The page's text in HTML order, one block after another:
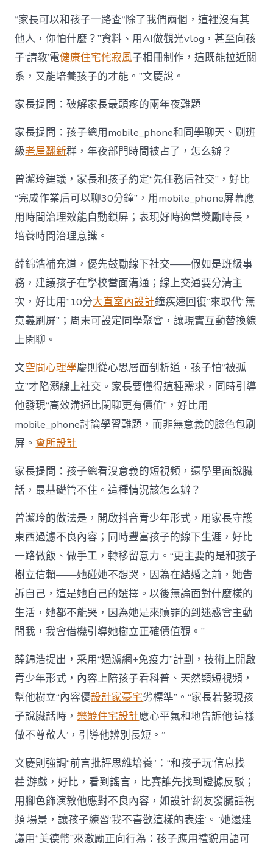
“家長可以和孩子一路查“除了我們兩個，這裡沒有其
他人，你怕什麼？”資料、用AI做觀光vlog，甚至向孩
子‘請教’電健康住宅侘寂風子相冊制作，這既能拉近關
系，又能培養孩子的才能。”文慶說。
家長提問：破解家長最頭疼的兩年夜難題
家長提問：孩子總用mobile_phone和同學聊天、刷班
級老屋翻新群，年夜部門時間被占了，怎么辦？
曾潔玲建議，家長和孩子約定“先任務后社交”，好比
“完成作業后可以聊30分鐘”，用mobile_phone屏幕應
用時間治理效能自動鎖屏；表現好時適當獎勵時長，
培養時間治理意識。
薛錦浩補充道，優先鼓勵線下社交——假如是班級事
務，建議孩子在學校當面溝通；線上交通要分清主
次，好比用“10分大直室內設計鐘疾速回復”來取代“無
意義刷屏”；周末可設定同學聚會，讓現實互動替換線
上閑聊。
文空間心理學慶則從心思層面剖析道，孩子怕“被孤
立”才陷溺線上社交。家長要懂得這種需求，同時引導
他發現“高效溝通比閑聊更有價值”，好比用
mobile_phone討論學習難題，而非無意義的臉色包刷
屏。會所設計
家長提問：孩子總看沒意義的短視頻，還學里面說臟
話，最基礎管不住。這種情況該怎么辦？
曾潔玲的做法是，開啟抖音青少年形式，用家長守護
東西過濾不良內容；同時豐富孩子的線下生涯，好比
一路做飯、做手工，轉移留意力。“更主要的是和孩子
樹立信賴——她碰她不想哭，因為在結婚之前，她告
訴自己，這是她自己的選擇。以後無論面對什麼樣的
生活，她都不能哭，因為她是來贖罪的到迷惑會主動
問我，我會借機引導她樹立正確價值觀。”
薛錦浩提出，采用“過濾網+免疫力”計劃，技術上開啟
青少年形式，內容上陪孩子看科普、天然類短視頻，
幫他樹立“內容優設計家豪宅劣標準”。“家長若發現孩
子說臟話時，樂齡住宅設計應心平氣和地告訴他‘這樣
做不尊敬人’，引導他辨別長短。”
文慶則強調“前言批評思維培養”：“和孩子玩‘信息找
茬’游戲，好比，看到謠言，比賽誰先找到證據反駁；
用腳色飾演教他應對不良內容，如設計‘網友發臟話視
頻’場景，讓孩子練習‘我不喜歡這樣的表達’。”她還建
議用“美德幣”來激勵正向行為：孩子應用禮貌用語可